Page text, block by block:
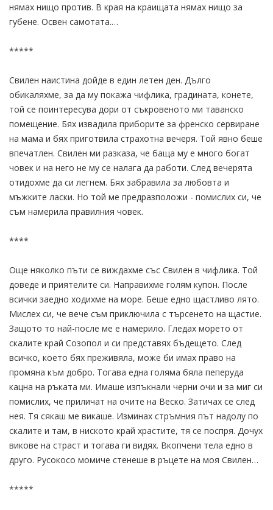
нямах нищо против. В края на краищата нямах нищо за
губене. Освен самотата.…
*****
Свилен наистина дойде в един летен ден. Дълго
обикаляхме, за да му покажа чифлика, градината, конете,
той се поинтересува дори от съкровеното ми таванско
помещение. Бях извадила приборите за френско сервиране
на мама и бях приготвила страхотна вечеря. Той явно беше
впечатлен. Свилен ми разказа, че баща му е много богат
човек и на него не му се налага да работи. След вечерята
отидохме да си легнем. Бях забравила за любовта и
мъжките ласки. Но той ме предразположи - помислих си, че
съм намерила правилния човек.
****
Още няколко пъти се виждахме със Свилен в чифлика. Той
доведе и приятелите си. Направихме голям купон. После
всички заедно ходихме на море. Беше едно щастливо лято.
Мислех си, че вече съм приключила с търсенето на щастие.
Защото то най-после ме е намерило. Гледах морето от
скалите край Созопол и си представях бъдещето. След
всичко, което бях преживяла, може би имах право на
промяна към добро. Тогава една голяма бяла пеперуда
кацна на ръката ми. Имаше изпъкнали черни очи и за миг си
помислих, че приличат на очите на Веско. Затичах се след
нея. Тя сякаш ме викаше. Изминах стръмния път надолу по
скалите и там, в ниското край храстите, тя се поспря. Дочух
викове на страст и тогава ги видях. Вкопчени тела едно в
друго. Русокосо момиче стенеше в ръцете на моя Свилен…
*****